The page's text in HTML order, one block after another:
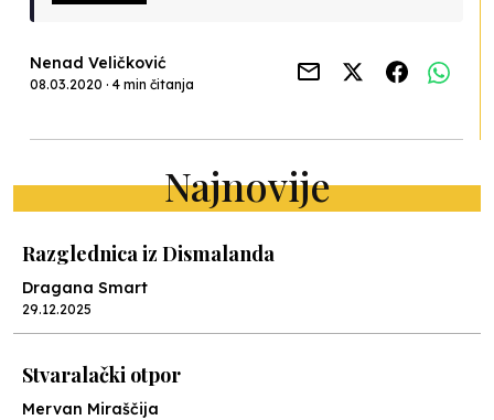
Nenad Veličković
08.03.2020 · 4 min čitanja
Najnovije
Razglednica iz Dismalanda
Dragana Smart
29.12.2025
Stvaralački otpor
Mervan Miraščija